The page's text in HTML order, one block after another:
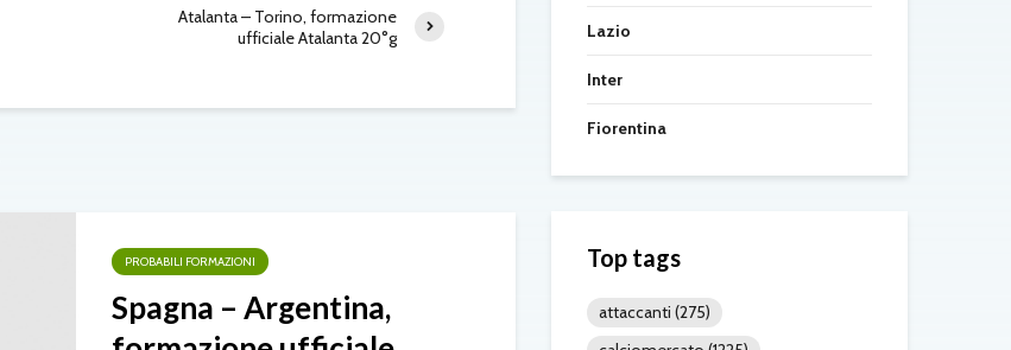
Atalanta – Torino, formazione
ufficiale Atalanta 20°g
PROBABILI FORMAZIONI
Spagna – Argentina,
Lazio
Inter
Fiorentina
Top tags
attaccanti (275)